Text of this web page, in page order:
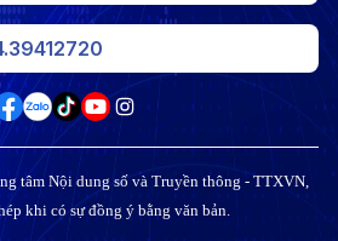
tâm Nội dung số và Truyền thông - TTXVN,
khi có sự đồng ý bằng văn bản.